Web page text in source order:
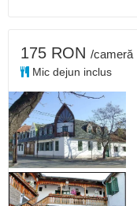
175 RON /cameră
Mic dejun inclus